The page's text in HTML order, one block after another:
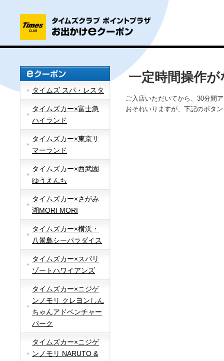
タイムズ スパ・レスタ
タイムズカー×富士急
ハイランド
タイムズカー×東京サ
マーランド
タイムズカー×西武園
ゆうえんち
タイムズカー×さがみ
湖MORI MORI
タイムズカー×横浜・
八景島シーパラダイス
タイムズカー×スパリ
ゾートハワイアンズ
タイムズカー×ニジゲ
ンノモリ クレヨンしん
ちゃんアドベンチャー
パーク
タイムズカー×ニジゲ
ンノモリ NARUTO &
一定時間操作
ご入店いただいてから、30分間
おそれいりますが、下記のボタ